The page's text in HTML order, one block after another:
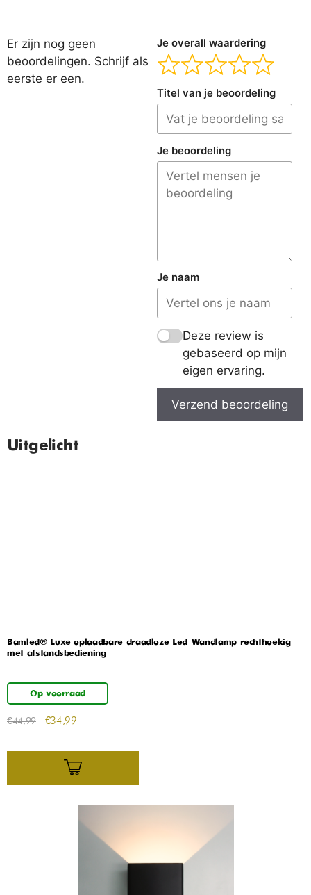
Er zijn nog geen
beoordelingen. Schrijf als
eerste er een.
Je overall waardering
Titel van je beoordeling
Je beoordeling
Je naam
Deze review is
gebaseerd op mijn
eigen ervaring.
Verzend beoordeling
Uitgelicht
Bamled® Luxe oplaadbare draadloze Led Wandlamp rechthoekig
met afstandsbediening
Op voorraad
€44,99 €34,99